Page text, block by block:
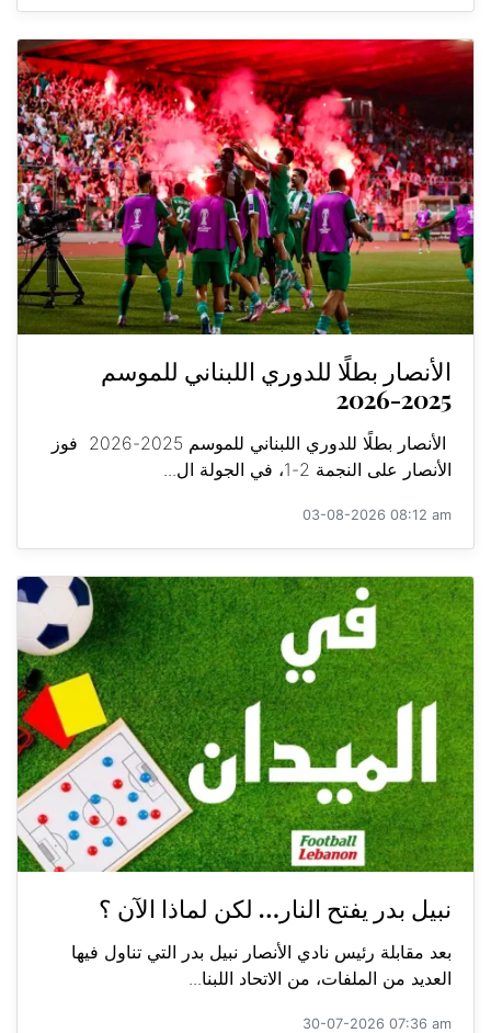
الأنصار بطلًا للدوري اللبناني للموسم
2025-2026
الأنصار بطلًا للدوري اللبناني للموسم 2025-2026 فوز
الأنصار على النجمة 2-1، في الجولة ال...
03-08-2026 08:12 am
نبيل بدر يفتح النار… لكن لماذا الآن ؟
بعد مقابلة رئيس نادي الأنصار نبيل بدر التي تناول فيها
العديد من الملفات، من الاتحاد اللبنا...
30-07-2026 07:36 am